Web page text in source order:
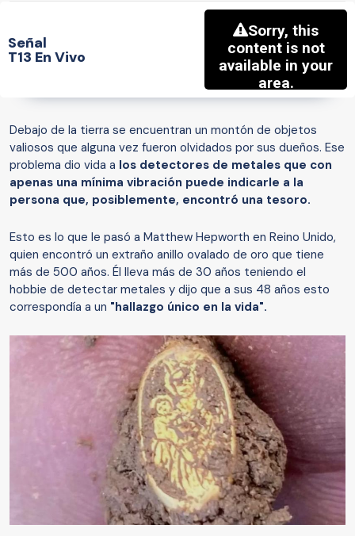
Señal
T13 En Vivo
Debajo de la tierra se encuentran un montón de objetos
valiosos que alguna vez fueron olvidados por sus dueños. Ese
problema dio vida a los detectores de metales que con
apenas una mínima vibración puede indicarle a la
persona que, posiblemente, encontró una tesoro.
Esto es lo que le pasó a Matthew Hepworth en Reino Unido,
quien encontró un extraño anillo ovalado de oro que tiene
más de 500 años. Él lleva más de 30 años teniendo el
hobbie de detectar metales y dijo que a sus 48 años esto
correspondía a un "hallazgo único en la vida".